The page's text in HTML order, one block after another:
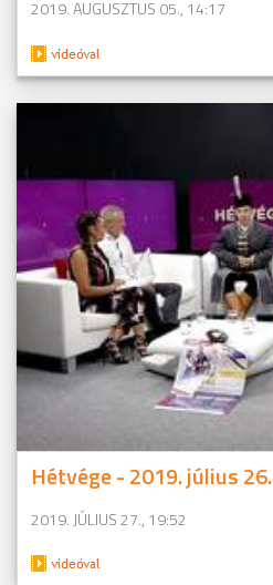
2019. AUGUSZTUS 05., 14:17
Hétvége - 2019. július 26.
2019. JÚLIUS 27., 19:52